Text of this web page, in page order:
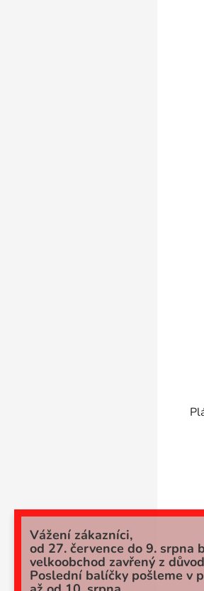
Vážení zákazníci,
od 27. července do 9. srpna
velkoobchod zavřený z
Poslední balíčky pošleme v